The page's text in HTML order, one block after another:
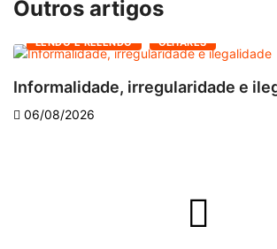
Outros artigos
LENDO E RELENDO OLHARES
Informalidade, irregularidade e
06/08/2026